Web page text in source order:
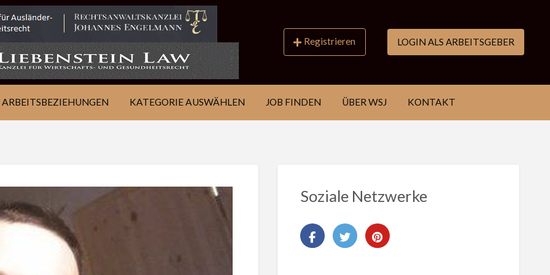
JOB
FINDEN
ÜBER
WSJ
KONTAKT
Registrieren LOGIN ALS ARBEITSGEBER
ARBEITSBEZIEHUNGEN KATEGORIE AUSWÄHLEN JOB FINDEN ÜBER WSJ KONTAKT
Soziale Netzwerke